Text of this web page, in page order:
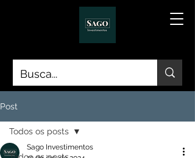
Post
Todos os posts
Sago Investimentos